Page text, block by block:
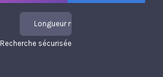
Longueur maximale
Recherche sécurisée